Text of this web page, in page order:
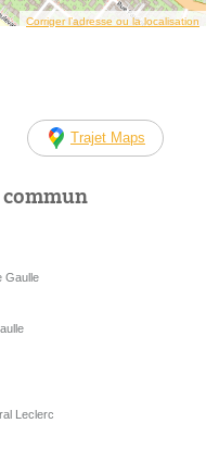
Corriger l’adresse ou la localisation
Trajet Maps
Gaulle
Leclerc